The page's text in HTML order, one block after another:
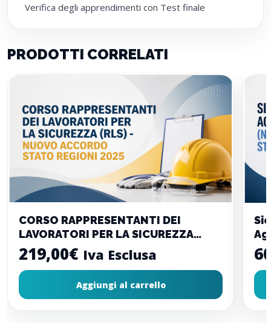
Verifica degli apprendimenti con Test finale
PRODOTTI CORRELATI
CORSO RAPPRESENTANTI DEI
LAVORATORI PER LA SICUREZZA
(RLS) – Nuovo Accordo Stato
Regioni 2025
219,00€ Iva Esclusa
Aggiungi al carrello